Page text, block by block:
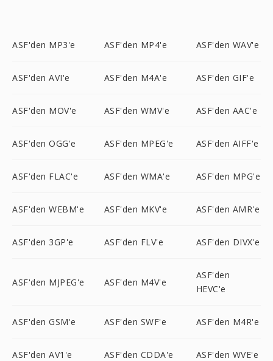
ASF'den MP3'e ASF'den MP4'e ASF'den WAV'e
ASF'den AVI'e ASF'den M4A'e ASF'den GIF'e
ASF'den MOV'e ASF'den WMV'e ASF'den AAC'e
ASF'den OGG'e ASF'den MPEG'e ASF'den AIFF'e
ASF'den FLAC'e ASF'den WMA'e ASF'den MPG'e
ASF'den WEBM'e ASF'den MKV'e ASF'den AMR'e
ASF'den 3GP'e ASF'den FLV'e ASF'den DIVX'e
ASF'den MJPEG'e ASF'den M4V'e
ASF'den
HEVC'e
ASF'den GSM'e ASF'den SWF'e ASF'den M4R'e
ASF'den AV1'e ASF'den CDDA'e ASF'den WVE'e